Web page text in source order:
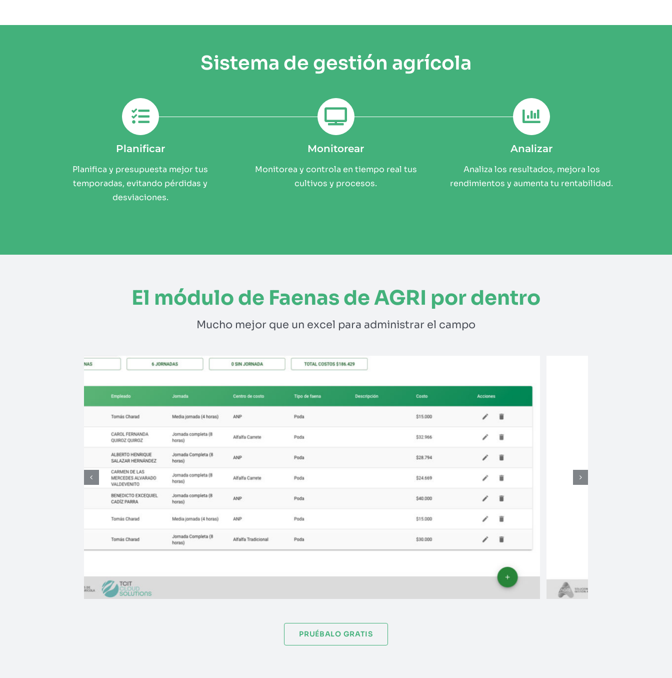
Sistema de gestión agrícola
Planificar
Planifica y presupuesta mejor tus
temporadas, evitando pérdidas y
desviaciones.
Monitorear
Monitorea y controla en tiempo real tus
cultivos y procesos.
Analizar
Analiza los resultados, mejora los
rendimientos y aumenta tu rentabilidad.
El módulo de Faenas de AGRI por dentro
Mucho mejor que un excel para administrar el campo
PRUÉBALO GRATIS